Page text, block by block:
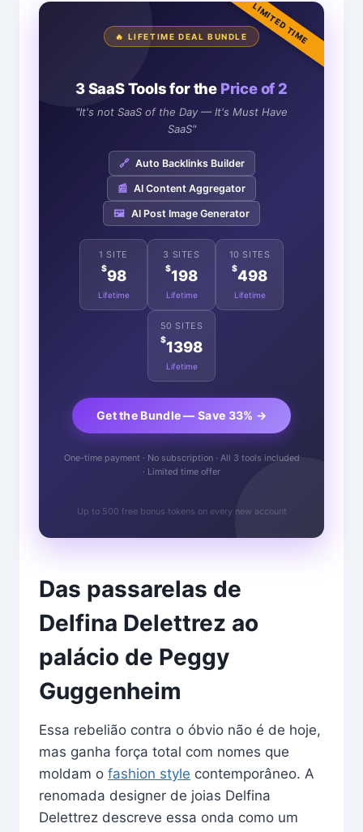
LIMITED TIME
🔥 LIFETIME DEAL BUNDLE
3 SaaS Tools for the Price of 2
"It's not SaaS of the Day — It's Must Have
SaaS"
🔗 Auto Backlinks Builder
📰 AI Content Aggregator
🖼️ AI Post Image Generator
1 SITE
$98
Lifetime
3 SITES
$198
Lifetime
10 SITES
$498
Lifetime
50 SITES
$1398
Lifetime
Get the Bundle — Save 33% →
One-time payment · No subscription · All 3 tools included
· Limited time offer
Up to 500 free bonus tokens on every new account
Das passarelas de
Delfina Delettrez ao
palácio de Peggy
Guggenheim
Essa rebelião contra o óbvio não é de hoje,
mas ganha força total com nomes que
moldam o fashion style contemporâneo. A
renomada designer de joias Delfina
Delettrez descreve essa onda como um